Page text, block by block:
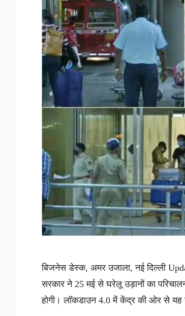
बिजनेस डेस्क, अमर उजाला, नई दिल्ली
सरकार ने 25 मई से घरेलू उड़ानों का
होगी। लॉकडाउन 4.0 में केंद्र की ओर से यह